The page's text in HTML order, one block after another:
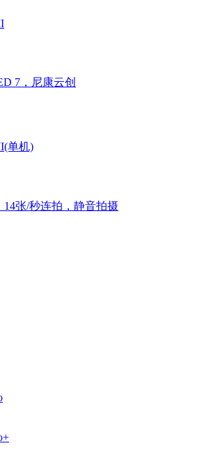
7，尼康云创
张/秒连拍，静音拍摄